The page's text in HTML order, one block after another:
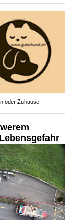
oder Zuhause